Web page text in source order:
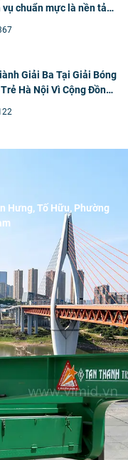
chuẩn mực là nền tảng
Giải Ba Tại Giải Bóng
Hà Nội Vì Cộng Đồng
Hưng, Tố Hữu, Phường